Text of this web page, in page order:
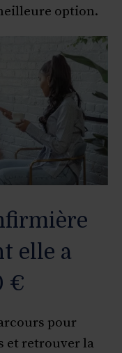
option.
elle a
€
pour
et retrouver la